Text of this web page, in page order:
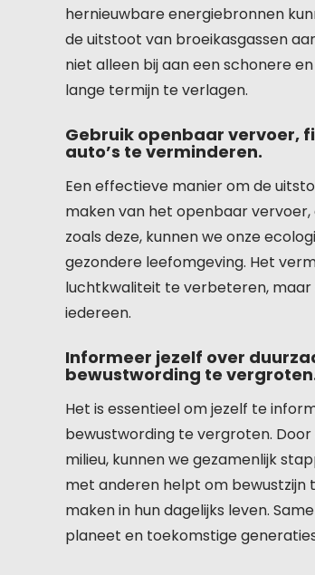
hernieuwbare energiebronnen
de uitstoot van broeikasgassen
niet alleen bij aan een schonere
lange termijn te verlagen.
Gebruik openbaar vervoer,
auto’s te verminderen.
Een effectieve manier om de
maken van het openbaar
zoals deze, kunnen we onze
gezondere leefomgeving. Het
luchtkwaliteit te verbeteren,
iedereen.
Informeer jezelf over
bewustwording te
Het is essentieel om jezelf te
bewustwording te vergroten.
milieu, kunnen we gezamenlijk
met anderen helpt om bewustzijn
maken in hun dagelijks leven.
planeet en toekomstige